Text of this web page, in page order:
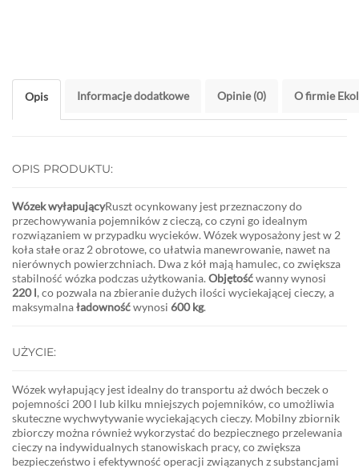
Opis Informacje dodatkowe Opinie (0) O firmie
OPIS PRODUKTU:
Wózek wyłapującyRuszt ocynkowany jest przeznaczony do
przechowywania pojemników z cieczą, co czyni go idealnym
rozwiązaniem w przypadku wycieków. Wózek wyposażony jest w 2
koła stałe oraz 2 obrotowe, co ułatwia manewrowanie, nawet na
nierównych powierzchniach. Dwa z kół mają hamulec, co zwiększa
stabilność wózka podczas użytkowania.Objętośćwanny wynosi
220 l, co pozwala na zbieranie dużych ilości wyciekającej cieczy, a
maksymalnaładownośćwynosi 600 kg.
UŻYCIE:
Wózek wyłapujący jest idealny do transportu aż dwóch beczek o
pojemności 200 l lub kilku mniejszych pojemników, co umożliwia
skuteczne wychwytywanie wyciekających cieczy. Mobilny zbiornik
zbiorczy można również wykorzystać do bezpiecznego przelewania
cieczy na indywidualnych stanowiskach pracy, co zwiększa
bezpieczeństwo i efektywność operacji związanych z substancjami